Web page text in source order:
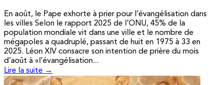
En août, le Pape exhorte à prier pour l’évangélisation dans
les villes Selon le rapport 2025 de l’ONU, 45% de la
population mondiale vit dans une ville et le nombre de
mégapoles a quadruplé, passant de huit en 1975 à 33 en
2025. Léon XIV consacre son intention de prière du mois
d’août à «l’évangélisation...
Lire la suite →